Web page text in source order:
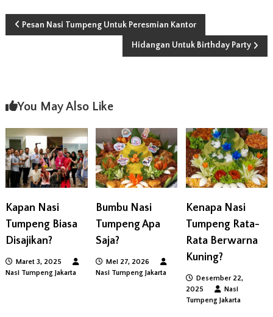
N
i
g
a
s
i
p
o
Pesan Nasi Tumpeng Untuk Peresmian Kantor
Hidangan Untuk Birthday Party
You May Also Like
Kapan Nasi
Tumpeng Biasa
Disajikan?
Maret 3, 2025
Nasi Tumpeng Jakarta
Bumbu Nasi
Tumpeng Apa
Saja?
Mei 27, 2026
Nasi Tumpeng Jakarta
Kenapa Nasi
Tumpeng Rata-
Rata Berwarna
Kuning?
Desember 22,
2025
Nasi
Tumpeng Jakarta